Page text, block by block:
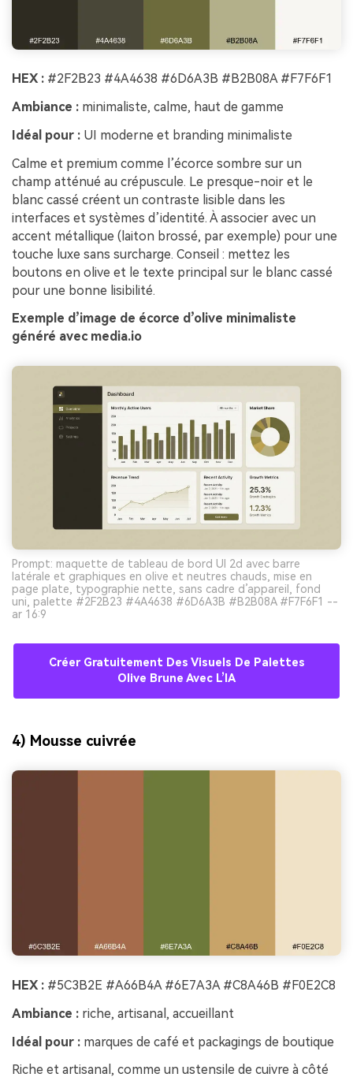
HEX : #2F2B23 #4A4638 #6D6A3B #B2B08A #F7F6F1
Ambiance : minimaliste, calme, haut de gamme
Idéal pour : UI moderne et branding minimaliste
Calme et premium comme l’écorce sombre sur un
champ atténué au crépuscule. Le presque-noir et le
blanc cassé créent un contraste lisible dans les
interfaces et systèmes d’identité. À associer avec un
accent métallique (laiton brossé, par exemple) pour une
touche luxe sans surcharge. Conseil : mettez les
boutons en olive et le texte principal sur le blanc cassé
pour une bonne lisibilité.
Exemple d’image de écorce d’olive minimaliste
généré avec media.io
Prompt: maquette de tableau de bord UI 2d avec barre
latérale et graphiques en olive et neutres chauds, mise en
page plate, typographie nette, sans cadre d’appareil, fond
uni, palette #2F2B23 #4A4638 #6D6A3B #B2B08A #F7F6F1 --
ar 16:9
Créer Gratuitement Des Visuels De Palettes
Olive Brune Avec L’IA
4) Mousse cuivrée
HEX : #5C3B2E #A66B4A #6E7A3A #C8A46B #F0E2C8
Ambiance : riche, artisanal, accueillant
Idéal pour : marques de café et packagings de boutique
Riche et artisanal, comme un ustensile de cuivre à côté